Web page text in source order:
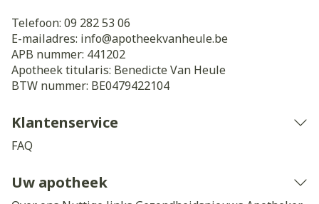
Telefoon: 09 282 53 06
E-mailadres: info@apotheekvanheule.be
APB nummer: 441202
Apotheek titularis: Benedicte Van Heule
BTW nummer: BE0479422104
Klantenservice
FAQ
Uw apotheek